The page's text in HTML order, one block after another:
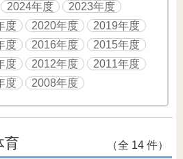
2024年度
2023年度
度 2020年度
2019年度
度 2016年度
2015年度
度 2012年度
2011年度
度 2008年度
育 （全 14 件）